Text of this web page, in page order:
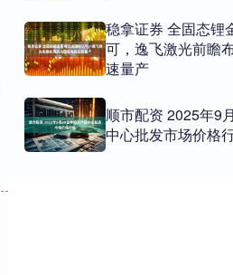
稳拿证券 全固态锂
可，逸飞激光前瞻
速量产
顺市配资 2025年9
中心批发市场价格